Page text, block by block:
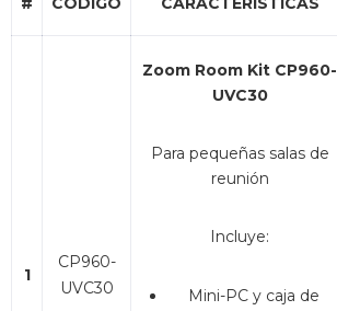
1
CP960-
UVC30
Zoom Room Kit CP960-
UVC30
Para pequeñas salas de
reunión
Incluye:
Mini-PC y caja de